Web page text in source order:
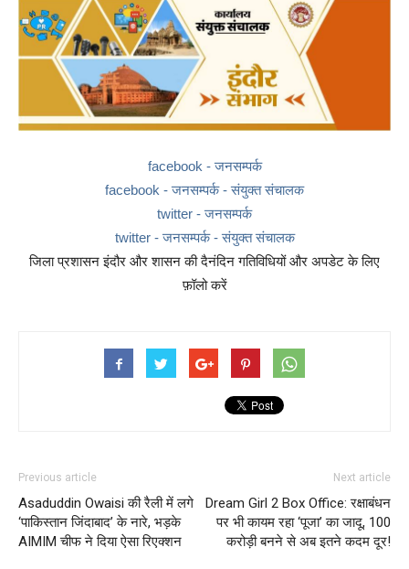
facebook - जनसम्पर्क
facebook - जनसम्पर्क - संयुक्त संचालक
twitter - जनसम्पर्क
twitter - जनसम्पर्क - संयुक्त संचालक
जिला प्रशासन इंदौर और शासन की दैनंदिन गतिविधियों और अपडेट के लिए
फ़ॉलो करें
Previous article
Asaduddin Owaisi की रैली में लगे
‘पाकिस्तान जिंदाबाद’ के नारे, भड़के
AIMIM चीफ ने दिया ऐसा रिएक्शन
Next article
Dream Girl 2 Box Office: रक्षाबंधन
पर भी कायम रहा ‘पूजा’ का जादू, 100
करोड़ी बनने से अब इतने कदम दूर!